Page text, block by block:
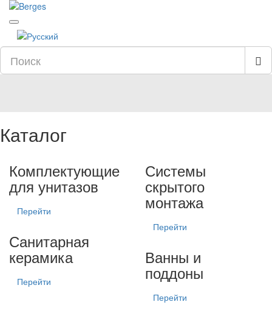
Каталог
Комплектующие
для унитазов
Перейти
Санитарная
керамика
Перейти
Системы
скрытого
монтажа
Перейти
Ванны и
поддоны
Перейти